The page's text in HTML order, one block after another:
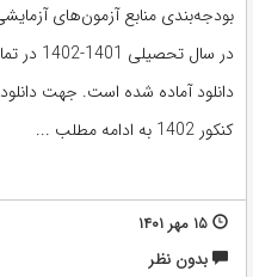
بودجه‌بندی منابع آزمون‌های
در سال
دانلود آماده شده است. جهت
کنکور 1402 به ادامه مطلب ...
۱۵ مهر ۱۴۰۱
بدون نظر